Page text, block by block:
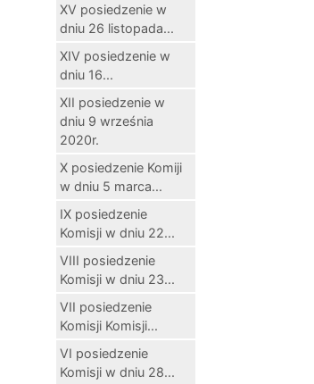
XV posiedzenie w
dniu 26 listopada...
XIV posiedzenie w
dniu 16...
XII posiedzenie w
dniu 9 września
2020r.
X posiedzenie Komiji
w dniu 5 marca...
IX posiedzenie
Komisji w dniu 22...
VIII posiedzenie
Komisji w dniu 23...
VII posiedzenie
Komisji Komisji...
VI posiedzenie
Komisji w dniu 28...